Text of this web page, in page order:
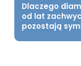
Dlaczego
od lat
pozostają